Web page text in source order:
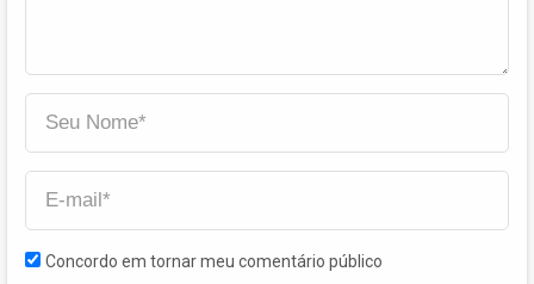
Concordo em tornar meu comentário público